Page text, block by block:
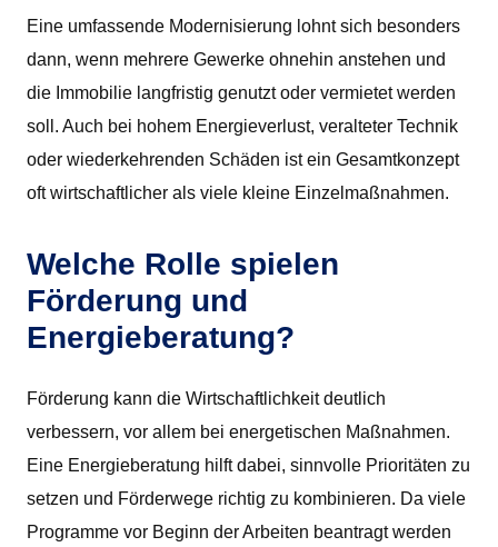
Eine umfassende Modernisierung lohnt sich besonders
dann, wenn mehrere Gewerke ohnehin anstehen und
die Immobilie langfristig genutzt oder vermietet werden
soll. Auch bei hohem Energieverlust, veralteter Technik
oder wiederkehrenden Schäden ist ein Gesamtkonzept
oft wirtschaftlicher als viele kleine Einzelmaßnahmen.
Welche Rolle spielen
Förderung und
Energieberatung?
Förderung kann die Wirtschaftlichkeit deutlich
verbessern, vor allem bei energetischen Maßnahmen.
Eine Energieberatung hilft dabei, sinnvolle Prioritäten zu
setzen und Förderwege richtig zu kombinieren. Da viele
Programme vor Beginn der Arbeiten beantragt werden